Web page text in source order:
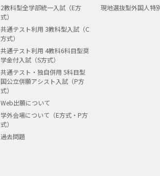
2教科型全学部統一入試（E方
式）
共通テスト利用 3教科型入試（C
方式）
共通テスト利用 4教科6科目型奨
学金付入試（S方式）
共通テスト・独自併用 5科目型
国公立併願アシスト入試（P方
式）
Web出願について
学外会場について（E方式・P方
式）
過去問題
現地選抜型外国人特